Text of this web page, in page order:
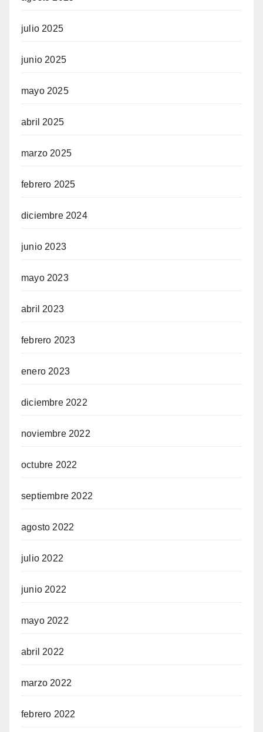
julio 2025
junio 2025
mayo 2025
abril 2025
marzo 2025
febrero 2025
diciembre 2024
junio 2023
mayo 2023
abril 2023
febrero 2023
enero 2023
diciembre 2022
noviembre 2022
octubre 2022
septiembre 2022
agosto 2022
julio 2022
junio 2022
mayo 2022
abril 2022
marzo 2022
febrero 2022